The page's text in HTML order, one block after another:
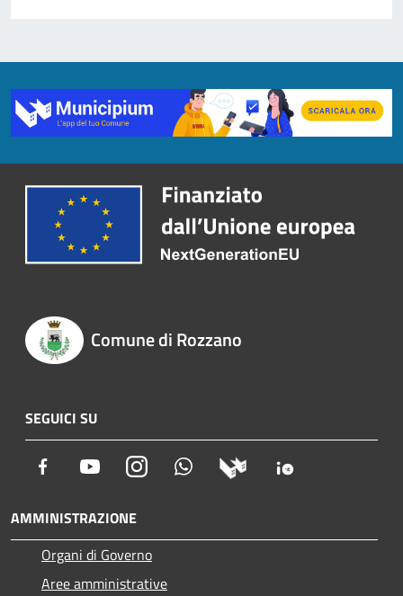
Comune di Rozzano
SEGUICI SU
Facebook YoutubeInstagram Whatsapp
AMMINISTRAZIONE
Organi di Governo
Aree amministrative